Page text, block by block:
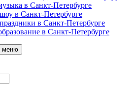
в Санкт-Петербурге
в Санкт-Петербурге
в Санкт-Петербурге
в Санкт-Петербурге
меню